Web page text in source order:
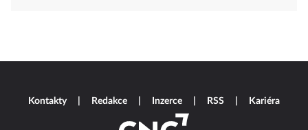
Kontakty Redakce Inzerce RSS Kariéra